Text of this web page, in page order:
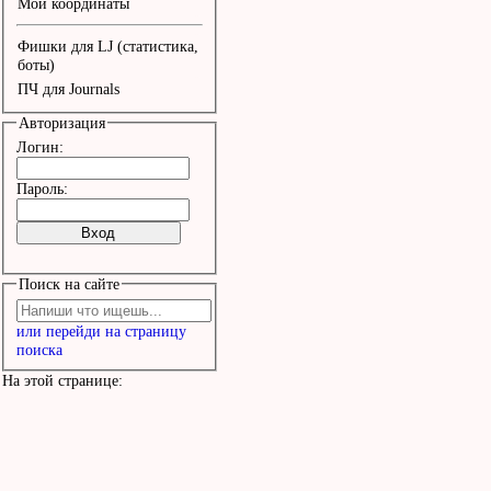
Всё за солнышком, как
Сладко ли, солоно ли
Солнце над нашей
Всё потерял, ничего
А дома-то, господи,
Ну, да уж теперь
уйду,
Буду дома сидеть да
дуду.
Мои координаты
Фишки для LJ (статистика,
боты)
ПЧ для Journals
Авторизация
Логин:
Пароль:
Поиск на сайте
или перейди на страницу
поиска
На этой странице: